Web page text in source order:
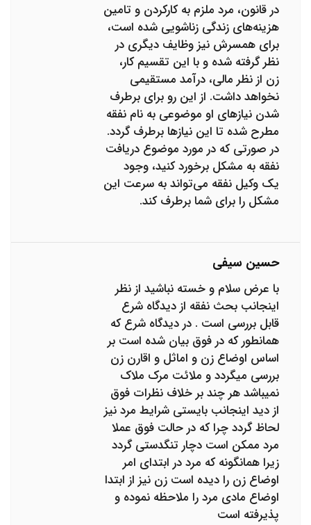
در قانون، مرد ملزم به کارکردن و تامین
هزینه‌های زندگی زناشویی شده است،‌
برای همسرش نیز وظایف دیگری در
نظر گرفته شده و با این تقسیم کار،
زن از نظر مالی، درآمد مستقیمی
نخواهد داشت. از این رو برای برطرف
شدن نیازهای او موضوعی به نام نفقه
مطرح شده تا این نیازها برطرف گردد.
در صورتی که در مورد موضوع دریافت
نفقه به مشکل برخورد کنید، وجود
یک وکیل نفقه می‌تواند به سرعت این
مشکل را برای شما برطرف کند.
حسین سیفی
با عرض سلام و خسته نباشید از نظر
اینجانب بحث نفقه از دیدگاه شرع
قابل بررسی است . در دیدگاه شرع که
همانطور که در فوق بیان شده است بر
اساس اوضاع زن و اماثل و اقارن زن
بررسی میگردد و ملائت مرک ملاک
نمیباشد هر چند بر خلاف نظرات فوق
از دید اینجانب بایستی شرایط مرد نیز
لحاظ گردد چرا که در حالت فوق عملا
مرد ممکن است دچار تنگدستی گردد
زیرا همانگونه که مرد در ابتدای امر
اوضاع زن را دیده است زن نیز از ابتدا
اوضاع مادی مرد را ملاحظه نموده و
پذیرفته است